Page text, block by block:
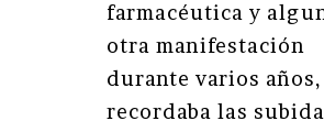
farmacéutica y
otra manifestación
durante varios
recordaba las